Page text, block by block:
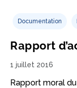
Documentation
Rapport
1 juillet 2016
Rapport moral